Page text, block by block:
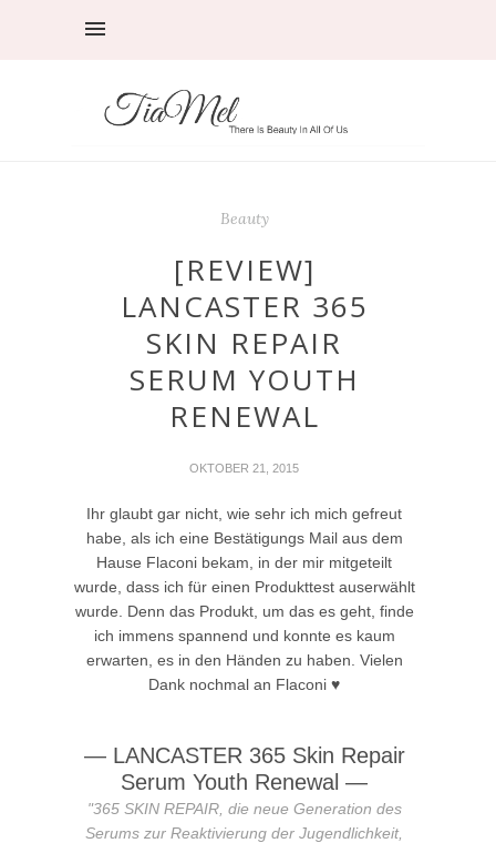
Beauty
[REVIEW]
LANCASTER 365
SKIN REPAIR
SERUM YOUTH
RENEWAL
OKTOBER 21, 2015
Ihr glaubt gar nicht, wie sehr ich mich gefreut
habe, als ich eine Bestätigungs Mail aus dem
Hause Flaconi bekam, in der mir mitgeteilt
wurde, dass ich für einen Produkttest auserwählt
wurde. Denn das Produkt, um das es geht, finde
ich immens spannend und konnte es kaum
erwarten, es in den Händen zu haben. Vielen
Dank nochmal an Flaconi ♥
— LANCASTER 365 Skin Repair
Serum Youth Renewal —
"365 SKIN REPAIR, die neue Generation des
Serums zur Reaktivierung der Jugendlichkeit,